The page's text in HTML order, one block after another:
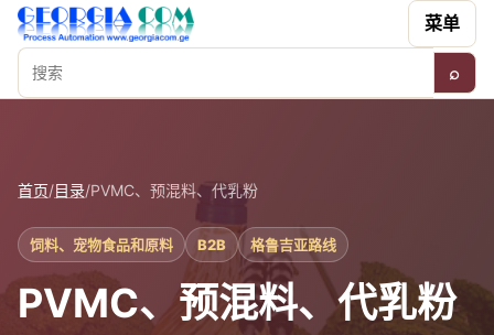
菜单
搜索
⌕
首页/目录/PVMC、预混料、代乳粉
饲料、宠物食品和原料 B2B 格鲁吉亚路线
PVMC、预混料、代乳粉